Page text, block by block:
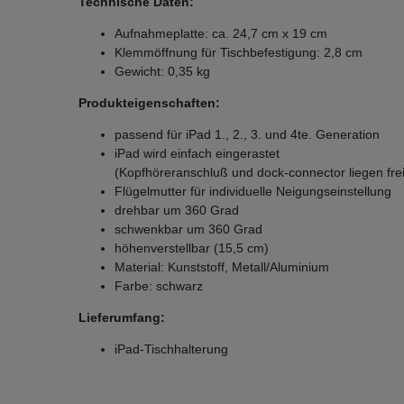
Aufnahmeplatte: ca. 24,7 cm x 19 cm
Klemmöffnung für Tischbefestigung: 2,8 cm
Gewicht: 0,35 kg
Produkteigenschaften:
passend für iPad 1., 2., 3. und 4te. Generation
iPad wird einfach eingerastet
(Kopfhöreranschluß und dock-connector liegen
Flügelmutter für individuelle Neigungseinstellung
drehbar um 360 Grad
schwenkbar um 360 Grad
höhenverstellbar (15,5 cm)
Material: Kunststoff, Metall/Aluminium
Farbe: schwarz
Lieferumfang:
iPad-Tischhalterung